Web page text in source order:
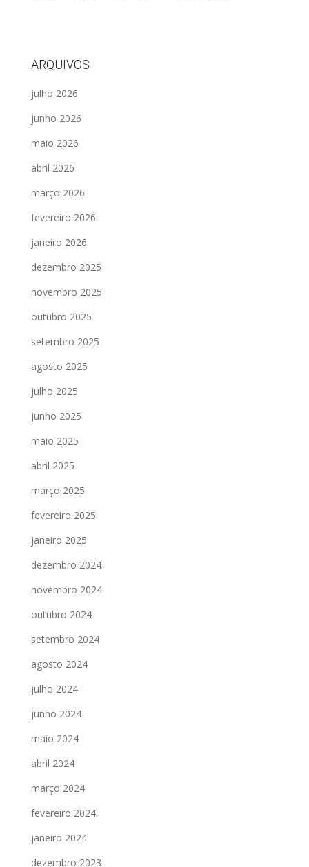
ARQUIVOS
julho 2026
junho 2026
maio 2026
abril 2026
março 2026
fevereiro 2026
janeiro 2026
dezembro 2025
novembro 2025
outubro 2025
setembro 2025
agosto 2025
julho 2025
junho 2025
maio 2025
abril 2025
março 2025
fevereiro 2025
janeiro 2025
dezembro 2024
novembro 2024
outubro 2024
setembro 2024
agosto 2024
julho 2024
junho 2024
maio 2024
abril 2024
março 2024
fevereiro 2024
janeiro 2024
dezembro 2023